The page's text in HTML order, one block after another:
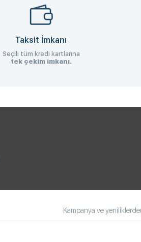
Taksit İmkanı
Seçili tüm kredi kartlarına
tek çekim imkanı.
Kampanya ve